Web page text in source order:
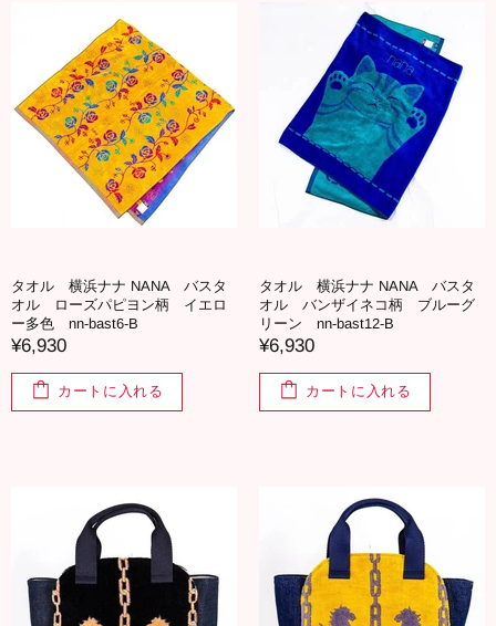
タオル 横浜ナナ NANA バスタ
オル ローズパピヨン柄 イエロ
ー多色 nn-bast6-B
¥6,930
カートに入れる
タオル 横浜ナナ NANA バスタ
オル バンザイネコ柄 ブルーグ
リーン nn-bast12-B
¥6,930
カートに入れる